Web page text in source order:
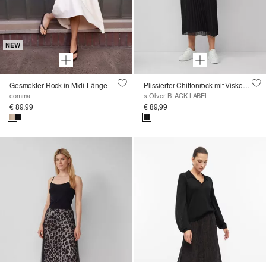
NEW
Gesmokter Rock in Midi-Länge
comma
€ 89,99
Plissierter Chiffonrock mit Viskosemix
s.Oliver BLACK LABEL
€ 89,99